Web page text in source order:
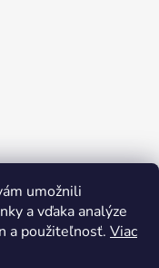
umožnili
a vďaka analýze
a použiteľnosť. Viac